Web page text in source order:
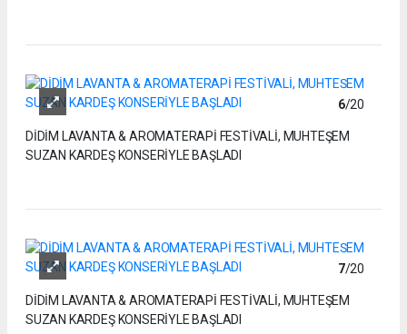
6/20
DİDİM LAVANTA & AROMATERAPİ FESTİVALİ, MUHTEŞEM
SUZAN KARDEŞ KONSERİYLE BAŞLADI
7/20
DİDİM LAVANTA & AROMATERAPİ FESTİVALİ, MUHTEŞEM
SUZAN KARDEŞ KONSERİYLE BAŞLADI